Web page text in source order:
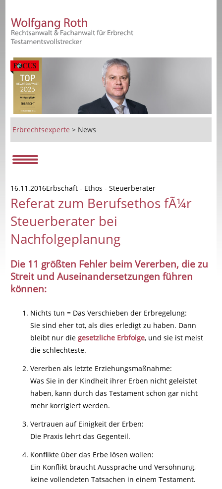
Erbrechtsexperte > News
16.11.2016Erbschaft - Ethos - Steuerberater
Referat zum Berufsethos fÃ¼r
Steuerberater bei
Nachfolgeplanung
Die 11 größten Fehler beim Vererben, die zu
Streit und Auseinandersetzungen führen
können:
Nichts tun = Das Verschieben der Erbregelung:
Sie sind eher tot, als dies erledigt zu haben. Dann
bleibt nur diegesetzliche Erbfolge, und sie ist meist
die schlechteste.
Vererben als letzte Erziehungsmaßnahme:
Was Sie in der Kindheit ihrer Erben nicht geleistet
haben, kann durch das Testament schon gar nicht
mehr korrigiert werden.
Vertrauen auf Einigkeit der Erben:
Die Praxis lehrt das Gegenteil.
Konflikte über das Erbe lösen wollen:
Ein Konflikt braucht Aussprache und Versöhnung,
keine vollendeten Tatsachen in einem Testament.